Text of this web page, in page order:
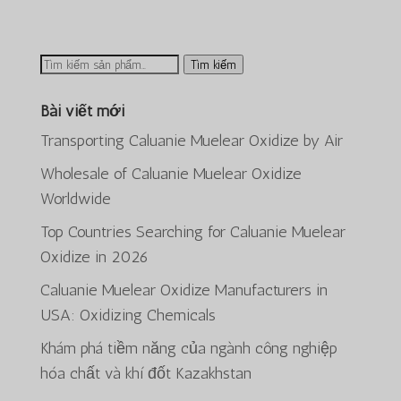
Tìm
Tìm kiếm
Bài viết mới
Transporting Caluanie Muelear Oxidize by Air
Wholesale of Caluanie Muelear Oxidize
Worldwide
Top Countries Searching for Caluanie Muelear
Oxidize in 2026
Caluanie Muelear Oxidize Manufacturers in
USA: Oxidizing Chemicals
Khám phá tiềm năng của ngành công nghiệp
hóa chất và khí đốt Kazakhstan